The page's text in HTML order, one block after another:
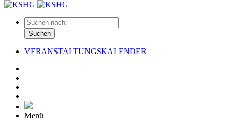
Suchen
VERANSTALTUNGSKALENDER
Menü